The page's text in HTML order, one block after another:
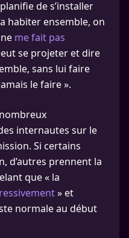
de s’installer
habiter ensemble, on
me fait pas
se projeter et dire
sans lui faire
le faire ».
internautes sur le
Si certains
d’autres prennent la
que « la
» et
normale au début